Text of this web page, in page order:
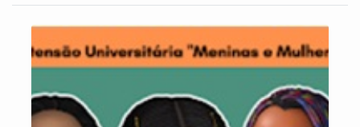
São 3 frentes que atuam em sinergia:
c) Jornada da Leitura no Cárcere, com formação de agentes e
voluntários
aos livros como fonte de conhecimento e lazer cultural e estimular
as capacidades de interpretação, análise e expressão dos
participantes.